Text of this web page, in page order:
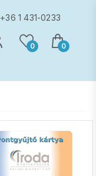
+36 1 431-0233
0 0